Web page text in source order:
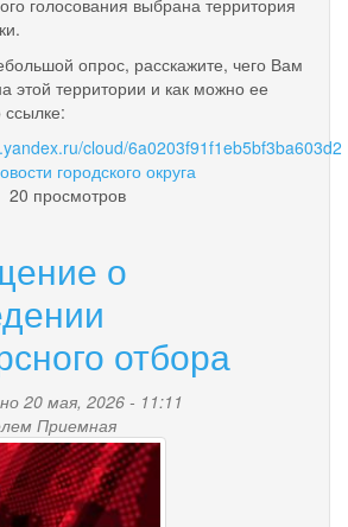
опрос, расскажите, чего Вам
этой территории и как можно ее
cloud/6a0203f91f1eb5bf3ba603d2
городского округа
20 просмотров
о
отбора
20 мая, 2026 - 11:11
Приемная